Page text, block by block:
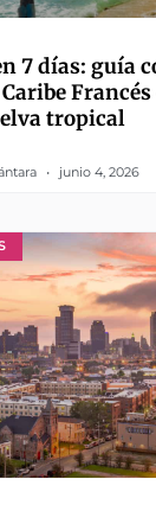
7 días: guía
tropical
junio 4, 2026